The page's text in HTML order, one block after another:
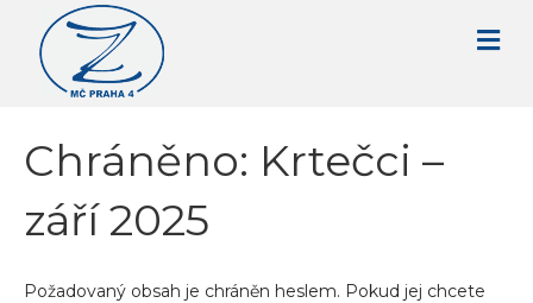
Chráněno: Krtečci –
září 2025
Požadovaný obsah je chráněn heslem. Pokud jej chcete